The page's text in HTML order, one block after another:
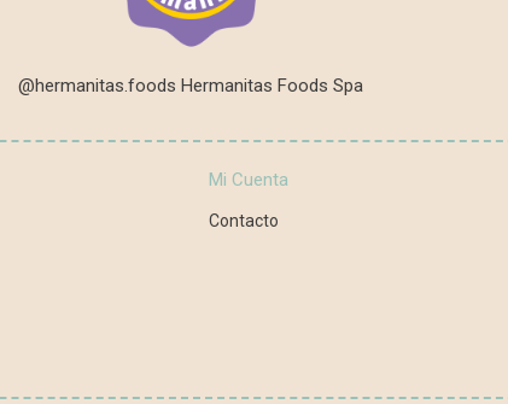
@hermanitas.foods Hermanitas Foods Spa
Mi Cuenta
Contacto